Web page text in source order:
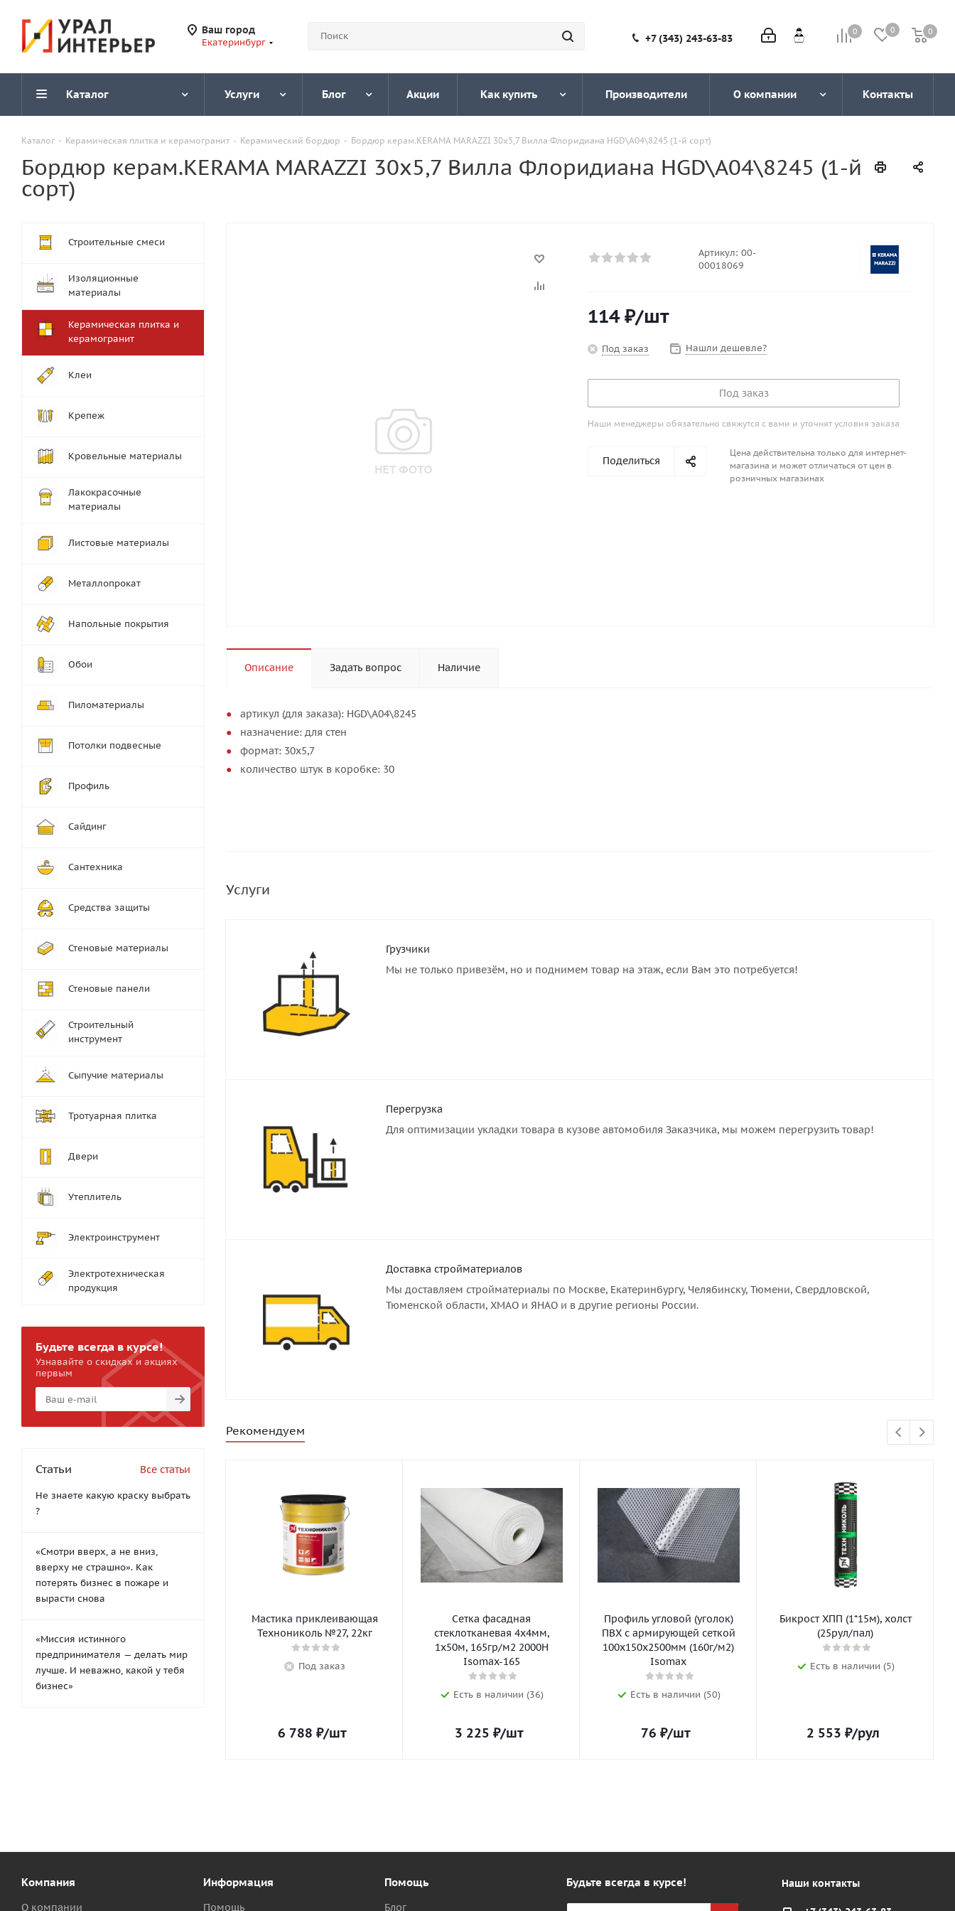
Ваш город
Екатеринбург
0 0 0
0
+7 (343) 243-63-83
Каталог Услуги Блог Акции Как купить Производители О компании Контакты
Каталог - Керамическая плитка и керамогранит - Керамический бордюр - Бордюр керам.KERAMA MARAZZI 30х5,7 Вилла Флоридиана HGD\A04\8245 (1-й сорт)
Бордюр керам.KERAMA MARAZZI 30х5,7 Вилла Флоридиана HGD\A04\8245 (1-й
сорт)
Артикул: 00-
00018069
114₽/шт
Под заказ Нашли дешевле?
Под заказ
Наши менеджеры обязательно свяжутся с вами и уточнят условия заказа
Поделиться
Цена действительна только для интернет-
магазина и может отличаться от цен в
розничных магазинах
Описание Задать вопрос Наличие
артикул (для заказа): HGD\A04\8245
назначение: для стен
формат: 30х5,7
количество штук в коробке: 30
Услуги
Грузчики
Мы не только привезём, но и поднимем товар на этаж, если Вам это потребуется!
Перегрузка
Для оптимизации укладки товара в кузове автомобиля Заказчика, мы можем перегрузить товар!
Доставка стройматериалов
Мы доставляем стройматериалы по Москве, Екатеринбургу, Челябинску, Тюмени, Свердловской,
Тюменской области, ХМАО и ЯНАО и в другие регионы России.
Рекомендуем
Мастика приклеивающая
Технониколь №27, 22кг
Под заказ
6 788 ₽/шт
Сетка фасадная
стеклотканевая 4х4мм,
1х50м, 165гр/м2 2000Н
Isomax-165
Есть в наличии (36)
3 225 ₽/шт
Профиль угловой (уголок)
ПВХ с армирующей сеткой
100х150х2500мм (160г/м2)
Isomax
Есть в наличии (50)
76 ₽/шт
Бикрост ХПП (1*15м), холст
(25рул/пал)
Есть в наличии (5)
2 553 ₽/рул
Строительные смеси
Изоляционные
материалы
Керамическая плитка и
керамогранит
Клеи
Крепеж
Кровельные материалы
Лакокрасочные
материалы
Листовые материалы
Металлопрокат
Напольные покрытия
Обои
Пиломатериалы
Потолки подвесные
Профиль
Сайдинг
Сантехника
Средства защиты
Стеновые материалы
Стеновые панели
Строительный
инструмент
Сыпучие материалы
Тротуарная плитка
Двери
Утеплитель
Электроинструмент
Электротехническая
продукция
Будьте всегда в курсе!
Узнавайте о скидках и акциях
первым
Статьи Все статьи
Не знаете какую краску выбрать
?
«Смотри вверх, а не вниз,
вверху не страшно». Как
потерять бизнес в пожаре и
вырасти снова
«Миссия истинного
предпринимателя — делать мир
лучше. И неважно, какой у тебя
бизнес»
Компания
О компании
Информация
Помощь
Помощь
Блог
Будьте всегда в курсе! Наши контакты